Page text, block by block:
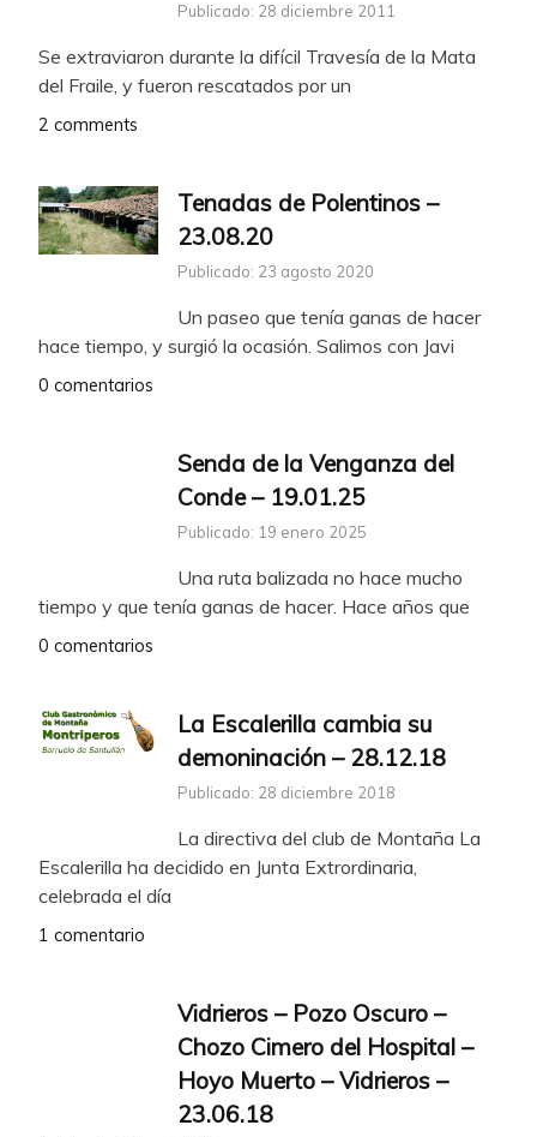
Publicado: 28 diciembre 2011
Se extraviaron durante la difícil Travesía de la Mata
del Fraile, y fueron rescatados por un
2 comments
Tenadas de Polentinos –
23.08.20
Publicado: 23 agosto 2020
Un paseo que tenía ganas de hacer
hace tiempo, y surgió la ocasión. Salimos con Javi
0 comentarios
Senda de la Venganza del
Conde – 19.01.25
Publicado: 19 enero 2025
Una ruta balizada no hace mucho
tiempo y que tenía ganas de hacer. Hace años que
0 comentarios
La Escalerilla cambia su
demoninación – 28.12.18
Publicado: 28 diciembre 2018
La directiva del club de Montaña La
Escalerilla ha decidido en Junta Extrordinaria,
celebrada el día
1 comentario
Vidrieros – Pozo Oscuro –
Chozo Cimero del Hospital –
Hoyo Muerto – Vidrieros –
23.06.18